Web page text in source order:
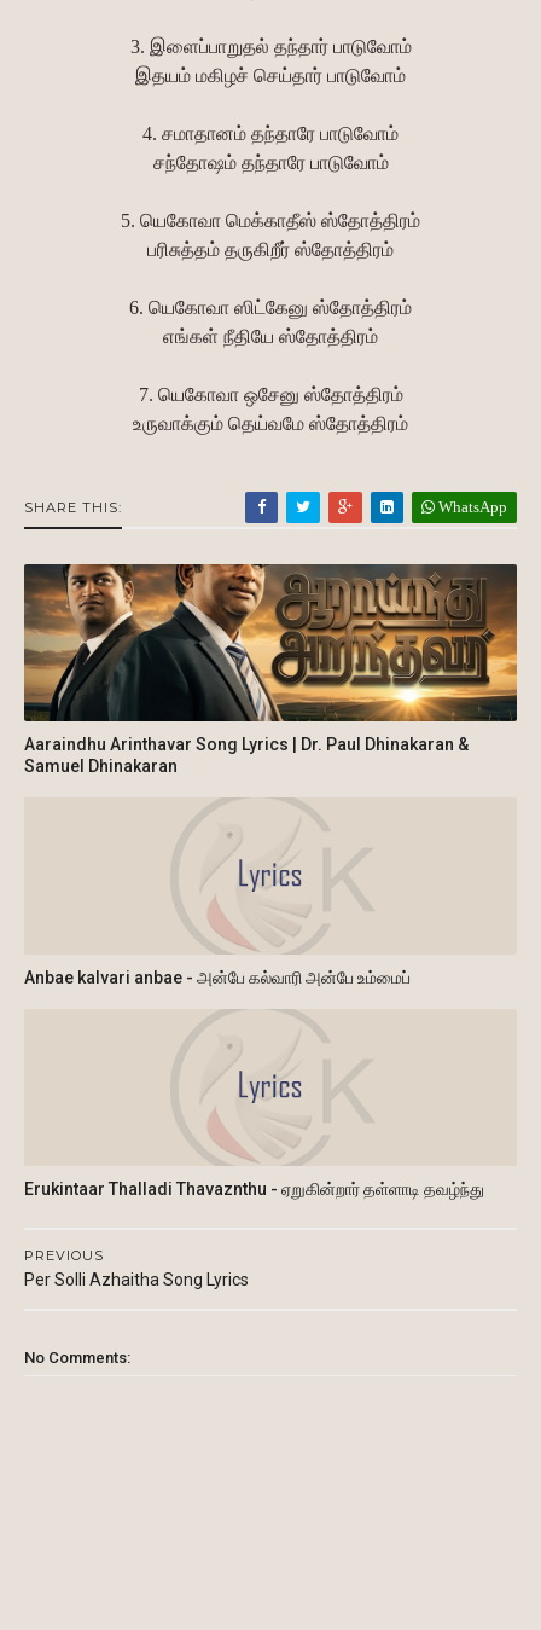
3. இளைப்பாறுதல் தந்தார் பாடுவோம்
இதயம் மகிழச் செய்தார் பாடுவோம்
4. சமாதானம் தந்தாரே பாடுவோம்
சந்தோஷம் தந்தாரே பாடுவோம்
5. யெகோவா மெக்காதீஸ் ஸ்தோத்திரம்
பரிசுத்தம் தருகிறீர் ஸ்தோத்திரம்
6. யெகோவா ஸிட்கேனு ஸ்தோத்திரம்
எங்கள் நீதியே ஸ்தோத்திரம்
7. யெகோவா ஒசேனு ஸ்தோத்திரம்
உருவாக்கும் தெய்வமே ஸ்தோத்திரம்
SHARE THIS: WhatsApp
Aaraindhu Arinthavar Song Lyrics | Dr. Paul Dhinakaran &
Samuel Dhinakaran
Anbae kalvari anbae - அன்பே கல்வாரி அன்பே உம்மைப்
Erukintaar Thalladi Thavaznthu - ஏறுகின்றார் தள்ளாடி தவழ்ந்து
PREVIOUS
Per Solli Azhaitha Song Lyrics
No Comments: